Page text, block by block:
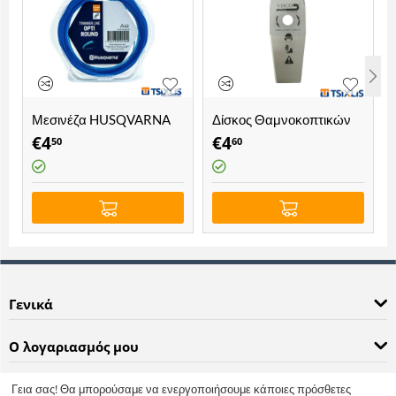
Μεσινέζα HUSQVARNA
1.5mm x 15mm Μπλε
Opti Round
€450
Δίσκος Θαμνοκοπτικών
Ρόμβος VISCO -
(305x25.4x1.8-2Δ)
€460
Γενικά
Ο λογαριασμός μου
Πληροφορίες
Γεια σας! Θα μπορούσαμε να ενεργοποιήσουμε κάποιες πρόσθετες